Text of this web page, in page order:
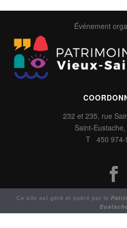
Événement
232 et 235, rue
Saint-
T 450 974-
Ce site est géré et opéré par le